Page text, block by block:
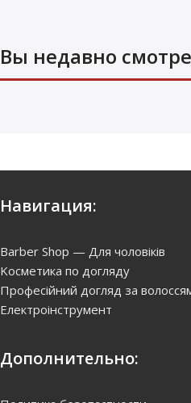
Вы недавно
Навигация:
Barber Shop — Для чоловіків
Kосметика по догляду
Професійний догляд за
Електроінструмент
Дополнительно: